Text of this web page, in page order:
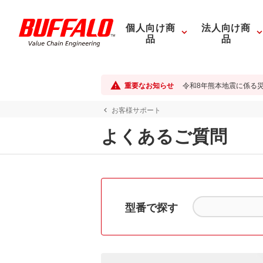
個人向け商
品
法人向け商
品
重要なお知らせ 令和8年熊本地震に係る
お客様サポート
よくあるご質問
型番で探す